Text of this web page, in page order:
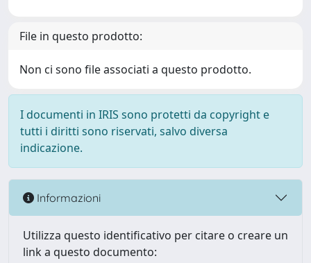
File in questo prodotto:
Non ci sono file associati a questo prodotto.
I documenti in IRIS sono protetti da copyright e
tutti i diritti sono riservati, salvo diversa
indicazione.
Informazioni
Utilizza questo identificativo per citare o creare un
link a questo documento: